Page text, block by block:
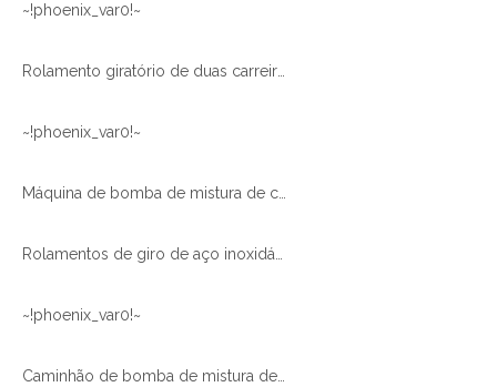
~!phoenix_var0!~
~!phoenix_var0!~
~!phoenix_var0!~